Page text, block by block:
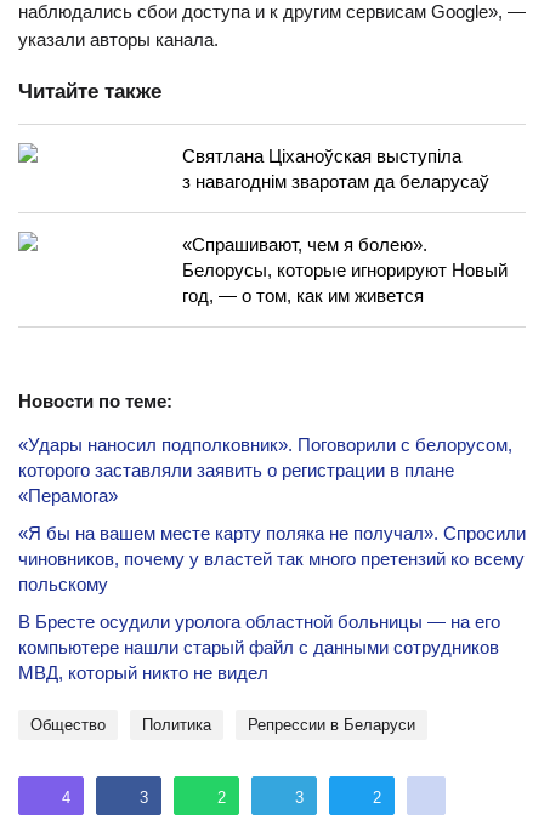
наблюдались сбои доступа и к другим сервисам Google», —
указали авторы канала.
Читайте также
Святлана Ціханоўская выступіла
з навагоднім зваротам да беларусаў
«Спрашивают, чем я болею».
Белорусы, которые игнорируют Новый
год, — о том, как им живется
Новости по теме:
«Удары наносил подполковник». Поговорили с белорусом,
которого заставляли заявить о регистрации в плане
«Перамога»
«Я бы на вашем месте карту поляка не получал». Спросили
чиновников, почему у властей так много претензий ко всему
польскому
В Бресте осудили уролога областной больницы — на его
компьютере нашли старый файл с данными сотрудников
МВД, который никто не видел
общество политика репрессии в Беларуси
4 3 2 3 2